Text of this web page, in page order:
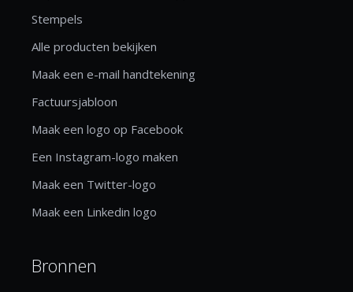
Stempels
Alle producten bekijken
Maak een e-mail handtekening
Factuursjabloon
Maak een logo op Facebook
Een Instagram-logo maken
Maak een Twitter-logo
Maak een Linkedin logo
Bronnen